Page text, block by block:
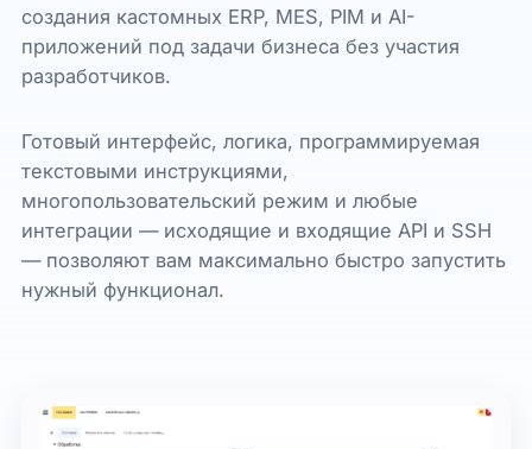
создания кастомных ERP, MES, PIM и AI-
приложений под задачи бизнеса без участия
разработчиков.
Готовый интерфейс, логика, программируемая
текстовыми инструкциями,
многопользовательский режим и любые
интеграции — исходящие и входящие API и SSH
— позволяют вам максимально быстро запустить
нужный функционал.